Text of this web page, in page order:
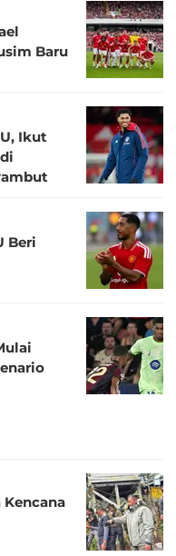
Baru
Ikut
Beri
Kencana